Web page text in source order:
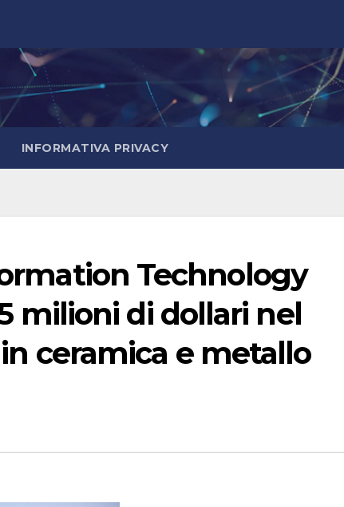
INFORMATIVA PRIVACY
Technology
milioni di dollari nel
ceramica e metallo